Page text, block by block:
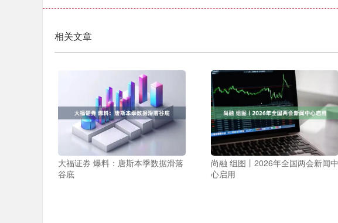
相关文章
大福证券 爆料：唐斯本季数据滑落
谷底
尚融 组图丨2026年全国两会新闻中
心启用